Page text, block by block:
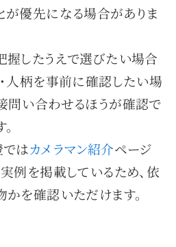
が優先になる場合がありま
握したうえで選びたい場合
人柄を事前に確認したい場
問い合わせるほうが確認で
ではカメラマン紹介ページ
例を掲載しているため、依
を確認いただけます。